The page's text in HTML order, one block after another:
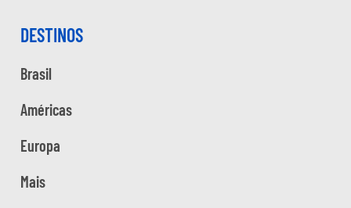
DESTINOS
Brasil
Américas
Europa
Mais